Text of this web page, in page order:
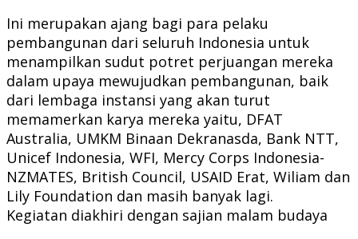
Ini merupakan ajang bagi para pelaku
pembangunan dari seluruh Indonesia untuk
menampilkan sudut potret perjuangan mereka
dalam upaya mewujudkan pembangunan, baik
dari lembaga instansi yang akan turut
memamerkan karya mereka yaitu, DFAT
Australia, UMKM Binaan Dekranasda, Bank NTT,
Unicef Indonesia, WFI, Mercy Corps Indonesia-
NZMATES, British Council, USAID Erat, Wiliam dan
Lily Foundation dan masih banyak lagi.
Kegiatan diakhiri dengan sajian malam budaya